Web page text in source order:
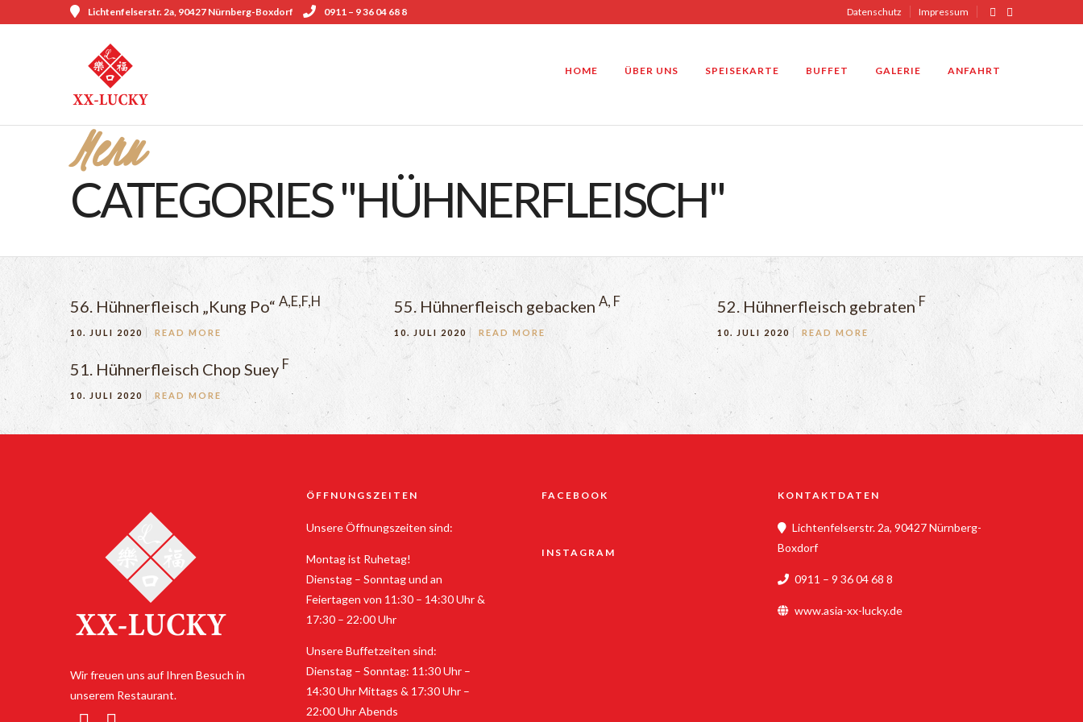
Datenschutz Impressum
Lichtenfelserstr. 2a, 90427 Nürnberg-Boxdorf 0911 – 9 36 04 68 8
HOME ÜBER UNS SPEISEKARTE BUFFET GALERIE ANFAHRT
Menu
CATEGORIES "HÜHNERFLEISCH"
56. Hühnerfleisch „Kung Po“ A,E,F,H
10. JULI 2020 READ MORE
55. Hühnerfleisch gebacken A, F
10. JULI 2020 READ MORE
52. Hühnerfleisch gebraten F
10. JULI 2020 READ MORE
51. Hühnerfleisch Chop Suey F
10. JULI 2020 READ MORE
Wir freuen uns auf Ihren Besuch in
unserem Restaurant.
ÖFFNUNGSZEITEN
Unsere Öffnungszeiten sind:
Montag ist Ruhetag!
Dienstag – Sonntag und an
Feiertagen von 11:30 – 14:30 Uhr &
17:30 – 22:00 Uhr
Unsere Buffetzeiten sind:
Dienstag – Sonntag: 11:30 Uhr –
14:30 Uhr Mittags & 17:30 Uhr –
22:00 Uhr Abends
FACEBOOK
INSTAGRAM
KONTAKTDATEN
Lichtenfelserstr. 2a, 90427 Nürnberg-
Boxdorf
0911 – 9 36 04 68 8
www.asia-xx-lucky.de